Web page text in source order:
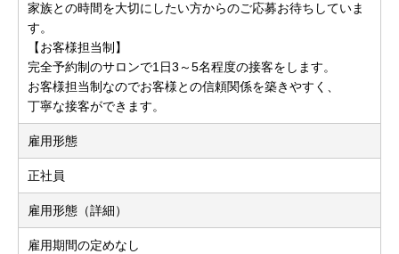
家族との時間を大切にしたい方からのご応募お待ちしていま
す。
【お客様担当制】
完全予約制のサロンで1日3～5名程度の接客をします。
お客様担当制なのでお客様との信頼関係を築きやすく、
丁寧な接客ができます。
雇用形態
正社員
雇用形態（詳細）
雇用期間の定めなし